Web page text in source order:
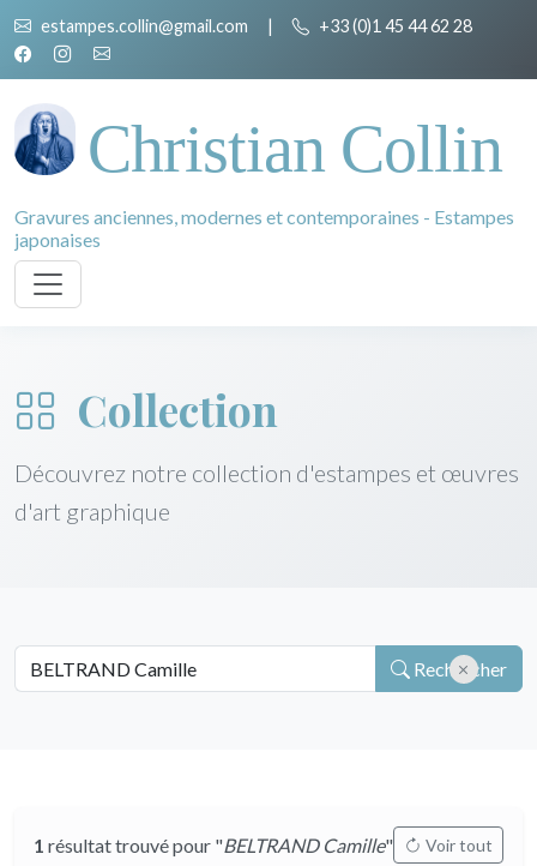
estampes.collin@gmail.com | +33 (0)1 45 44 62 28
Christian Collin
Gravures anciennes, modernes et contemporaines - Estampes
japonaises
Collection
Découvrez notre collection d'estampes et œuvres
d'art graphique
Rechercher
1 résultat trouvé pour "BELTRAND Camille" Voir tout